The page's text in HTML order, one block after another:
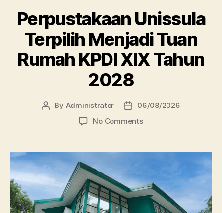
Perpustakaan Unissula
Terpilih Menjadi Tuan
Rumah KPDI XIX Tahun
2028
Post
By Administrator
Post
date
06/08/2026
No Commentson
Terpilih
Rumah
KPDI
XIX